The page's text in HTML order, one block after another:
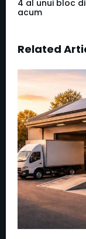
4 al unui bloc
acum
Related